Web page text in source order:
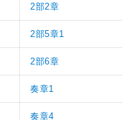
2部2章
2部5章1
2部6章
奏章1
奏章4